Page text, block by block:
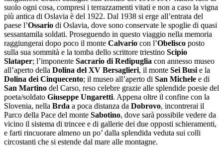
suolo ogni cosa, compresi i terrazzamenti vitati e non a caso la vigna
più antica di Oslavia è del 1922. Dal 1938 si erge all’entrata del
paese l’Ossario di Oslavia, dove sono conservate le spoglie di quasi
sessantamila soldati. Proseguendo in questo viaggio nella memoria
raggiungerai dopo poco il monte Calvario con l’Obelisco posto
sulla sua sommità e la tomba dello scrittore triestino Scipio
Slataper; l’imponente Sacrario di Redipuglia con annesso museo
all’aperto della Dolina del XV Bersaglieri, il monte Sei Busi e la
Dolina dei Cinquecento; il museo all’aperto di San Michele e di
San Martino del Carso, reso celebre grazie alle splendide poesie del
poeta/soldato Giuseppe Ungaretti. Appena oltre il confine con la
Slovenia, nella Brda a poca distanza da Dobrovo, incontrerai il
Parco della Pace del monte Sabotino, dove sarà possibile vedere da
vicino il sistema di trincee e di gallerie dei due opposti schieramenti,
e farti rincuorare almeno un po’ dalla splendida veduta sui colli
circostanti che si estende dal mare alle montagne.